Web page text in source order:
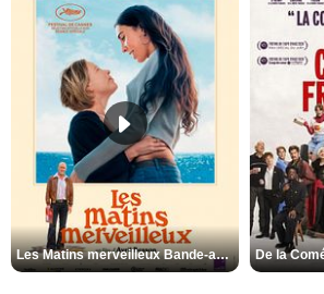
Les Matins merveilleux Bande-annonce VF